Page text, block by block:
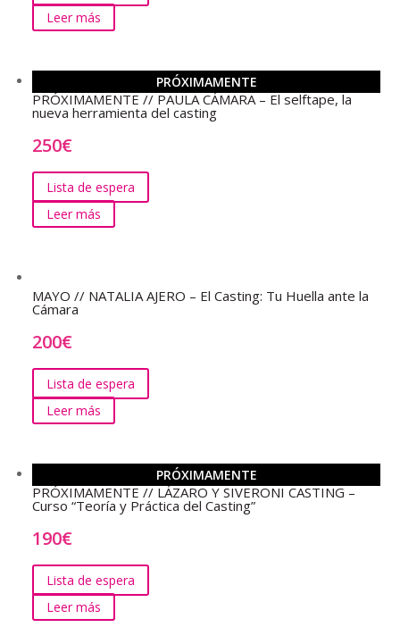
Leer más
PRÓXIMAMENTE
PRÓXIMAMENTE // PAULA CÁMARA – El selftape, la
nueva herramienta del casting
250€
Lista de espera
Leer más
MAYO // NATALIA AJERO – El Casting: Tu Huella ante la
Cámara
200€
Lista de espera
Leer más
PRÓXIMAMENTE
PRÓXIMAMENTE // LÁZARO Y SIVERONI CASTING –
Curso “Teoría y Práctica del Casting”
190€
Lista de espera
Leer más